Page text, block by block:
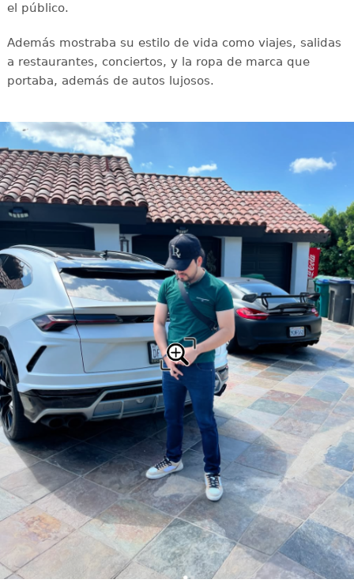
el público.
Además mostraba su estilo de vida como viajes, salidas
a restaurantes, conciertos, y la ropa de marca que
portaba, además de autos lujosos.